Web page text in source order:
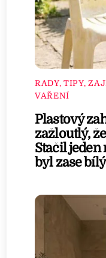
RADY, TIPY,
VAŘENÍ
Plastový
zažloutlý,
Stačil jeden
byl zase bílý